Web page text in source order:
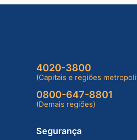
4020-3800
(Capitais e regiões
0800-647-8801
(Demais regiões)
Segurança